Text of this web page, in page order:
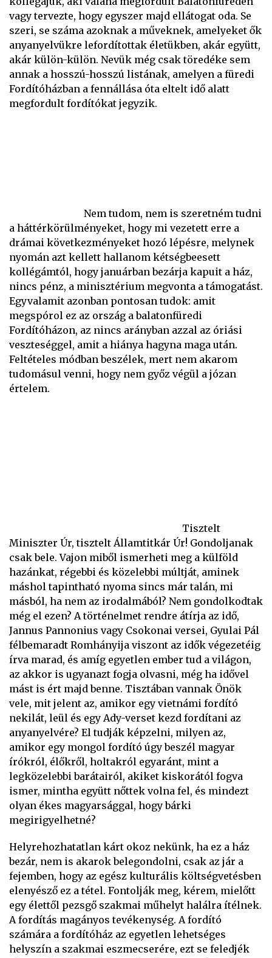
vagy tervezte, hogy egyszer majd ellátogat oda. Se
szeri, se száma azoknak a műveknek, amelyeket ők
anyanyelvükre lefordítottak életükben, akár együtt,
akár külön-külön. Nevük még csak töredéke sem
annak a hosszú-hosszú listának, amelyen a füredi
Fordítóházban a fennállása óta eltelt idő alatt
megfordult fordítókat jegyzik.
Nem tudom, nem is szeretném tudni
a háttérkörülményeket, hogy mi vezetett erre a
drámai következményeket hozó lépésre, melynek
nyomán azt kellett hallanom kétségbeesett
kollégámtól, hogy januárban bezárja kapuit a ház,
nincs pénz, a minisztérium megvonta a támogatást.
Egyvalamit azonban pontosan tudok: amit
megspórol ez az ország a balatonfüredi
Fordítóházon, az nincs arányban azzal az óriási
veszteséggel, amit a hiánya hagyna maga után.
Feltételes módban beszélek, mert nem akarom
tudomásul venni, hogy nem győz végül a józan
értelem.
Tisztelt
Miniszter Úr, tisztelt Államtitkár Úr! Gondoljanak
csak bele. Vajon miből ismerheti meg a külföld
hazánkat, régebbi és közelebbi múltját, aminek
máshol tapintható nyoma sincs már talán, mi
másból, ha nem az irodalmából? Nem gondolkodtak
még el ezen? A történelmet rendre átírja az idő,
Jannus Pannonius vagy Csokonai versei, Gyulai Pál
félbemaradt Romhányija viszont az idők végezetéig
írva marad, és amíg egyetlen ember tud a világon,
az akkor is ugyanazt fogja olvasni, még ha idővel
mást is ért majd benne. Tisztában vannak Önök
vele, mit jelent az, amikor egy vietnámi fordító
nekilát, leül és egy Ady-verset kezd fordítani az
anyanyelvére? El tudják képzelni, milyen az,
amikor egy mongol fordító úgy beszél magyar
írókról, élőkről, holtakról egyaránt, mint a
legközelebbi barátairól, akiket kiskorától fogva
ismer, mintha együtt nőttek volna fel, és mindezt
olyan ékes magyarsággal, hogy bárki
megirigyelhetné?
Helyrehozhatatlan kárt okoz nekünk, ha ez a ház
bezár, nem is akarok belegondolni, csak az jár a
fejemben, hogy az egész kulturális költségvetésben
elenyésző ez a tétel. Fontolják meg, kérem, mielőtt
egy élettől pezsgő szakmai műhelyt halálra ítélnek.
A fordítás magányos tevékenység. A fordító
számára a fordítóház az egyetlen lehetséges
helyszín a szakmai eszmecserére, ezt se feledjék